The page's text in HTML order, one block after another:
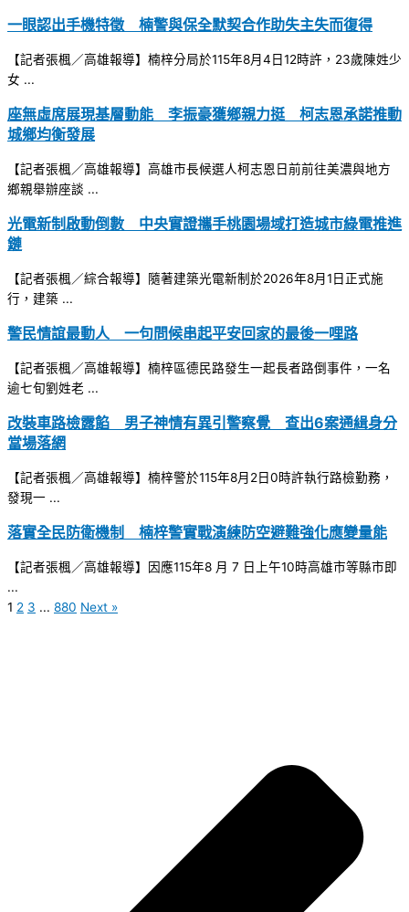
一眼認出手機特徵 楠警與保全默契合作助失主失而復得
【記者張楓／高雄報導】楠梓分局於115年8月4日12時許，23歲陳姓少
女 ...
座無虛席展現基層動能 李振豪獲鄉親力挺 柯志恩承諾推動
城鄉均衡發展
【記者張楓／高雄報導】高雄市長候選人柯志恩日前前往美濃與地方
鄉親舉辦座談 ...
光電新制啟動倒數 中央實證攜手桃園場域打造城市綠電推進
鏈
【記者張楓／綜合報導】隨著建築光電新制於2026年8月1日正式施
行，建築 ...
警民情誼最動人 一句問候串起平安回家的最後一哩路
【記者張楓／高雄報導】楠梓區德民路發生一起長者路倒事件，一名
逾七旬劉姓老 ...
改裝車路檢露餡 男子神情有異引警察覺 查出6案通緝身分
當場落網
【記者張楓／高雄報導】楠梓警於115年8月2日0時許執行路檢勤務，
發現一 ...
落實全民防衛機制 楠梓警實戰演練防空避難強化應變量能
【記者張楓／高雄報導】因應115年8 月 7 日上午10時高雄市等縣市即
...
1 2 3 ... 880 Next »